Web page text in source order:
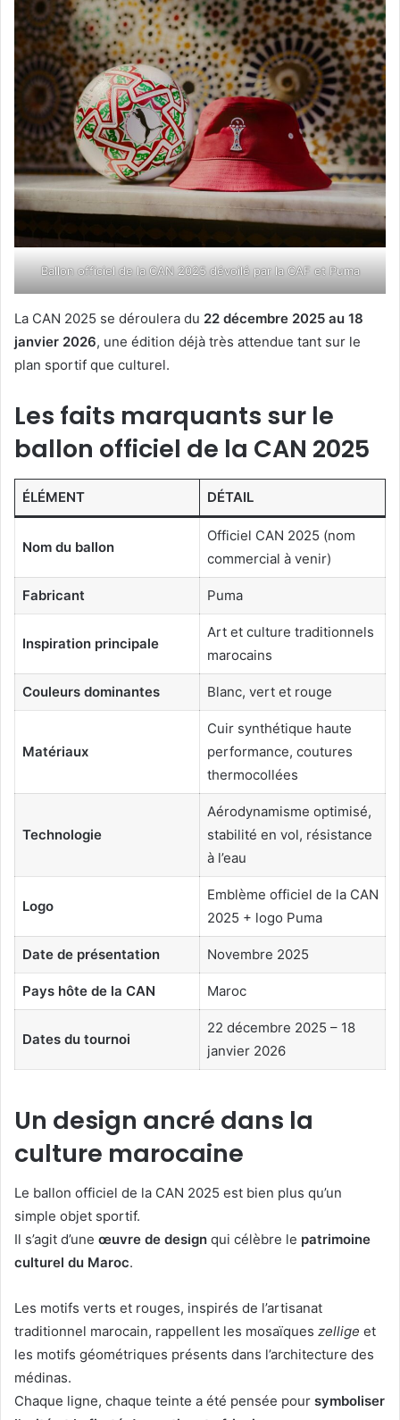
Ballon officiel de la CAN 2025 dévoilé par la CAF et Puma
La CAN 2025 se déroulera du 22 décembre 2025 au 18
janvier 2026, une édition déjà très attendue tant sur le
plan sportif que culturel.
Les faits marquants sur le
ballon officiel de la CAN 2025
ÉLÉMENT DÉTAIL
Nom du ballon
Officiel CAN 2025 (nom
commercial à venir)
Fabricant Puma
Inspiration principale
Art et culture traditionnels
marocains
Couleurs dominantes Blanc, vert et rouge
Matériaux
Cuir synthétique haute
performance, coutures
thermocollées
Technologie
Aérodynamisme optimisé,
stabilité en vol, résistance
à l’eau
Logo
Emblème officiel de la CAN
2025 + logo Puma
Date de présentation Novembre 2025
Pays hôte de la CAN Maroc
Dates du tournoi
22 décembre 2025 – 18
janvier 2026
Un design ancré dans la
culture marocaine
Le ballon officiel de la CAN 2025 est bien plus qu’un
simple objet sportif.
Il s’agit d’une œuvre de design qui célèbre le patrimoine
culturel du Maroc.
Les motifs verts et rouges, inspirés de l’artisanat
traditionnel marocain, rappellent les mosaïques zellige et
les motifs géométriques présents dans l’architecture des
médinas.
Chaque ligne, chaque teinte a été pensée pour symboliser